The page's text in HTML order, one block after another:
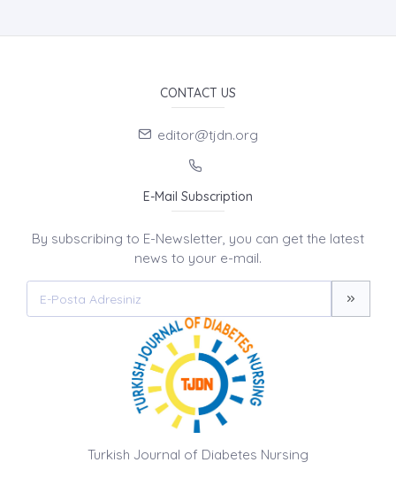
CONTACT US
editor@tjdn.org
E-Mail Subscription
By subscribing to E-Newsletter, you can get the latest
news to your e-mail.
Turkish Journal of Diabetes Nursing